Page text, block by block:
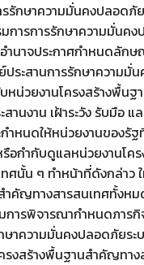
กษาความมั่นคงปลอดภัย
การการรักษาความมั่นคง
นาจประกาศกำหนดลักษ
ระสานการรักษาความมั่
หน่วยงานโครงสร้างพื้น
สานงาน เฝ้าระวัง รับมือ
กำหนดให้หน่วยงานของรั
อกำกับดูแลหน่วยงานโค
ศนั้น ๆ ทำหน้าที่ดังกล่าว
ำคัญทางสารสนเทศทั้งห
การพิจารณากำหนดภารกิ
ษาความมั่นคงปลอดภัยร
รงสร้างพื้นฐานสำคัญทา